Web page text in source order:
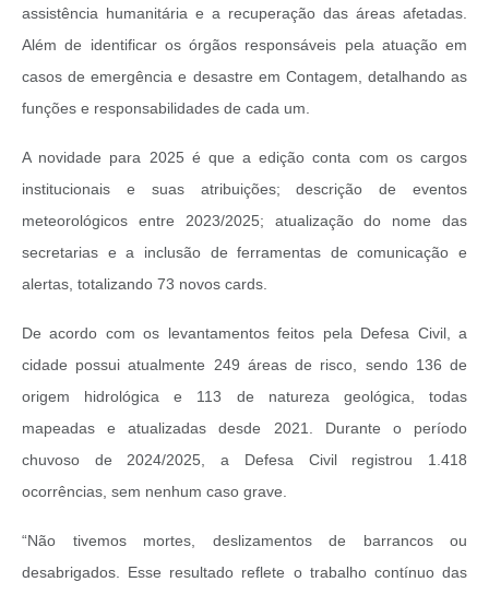
assistência humanitária e a recuperação das áreas afetadas.
Além de identificar os órgãos responsáveis pela atuação em
casos de emergência e desastre em Contagem, detalhando as
funções e responsabilidades de cada um.
A novidade para 2025 é que a edição conta com os cargos
institucionais e suas atribuições; descrição de eventos
meteorológicos entre 2023/2025; atualização do nome das
secretarias e a inclusão de ferramentas de comunicação e
alertas, totalizando 73 novos cards.
De acordo com os levantamentos feitos pela Defesa Civil, a
cidade possui atualmente 249 áreas de risco, sendo 136 de
origem hidrológica e 113 de natureza geológica, todas
mapeadas e atualizadas desde 2021. Durante o período
chuvoso de 2024/2025, a Defesa Civil registrou 1.418
ocorrências, sem nenhum caso grave.
“Não tivemos mortes, deslizamentos de barrancos ou
desabrigados. Esse resultado reflete o trabalho contínuo das